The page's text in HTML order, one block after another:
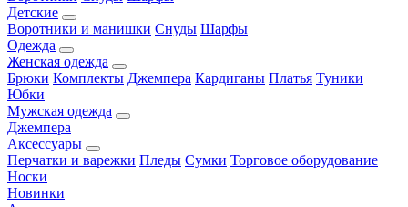
Детские
Воротники и манишки Снуды Шарфы
Одежда
Женская одежда
Брюки Комплекты Джемпера Кардиганы Платья Туники
Юбки
Мужская одежда
Джемпера
Аксессуары
Перчатки и варежки Пледы Сумки Торговое оборудование
Носки
Новинки